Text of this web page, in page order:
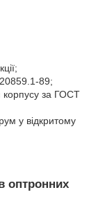
89;
корпусу за ГОСТ
у відкритому
оптронних